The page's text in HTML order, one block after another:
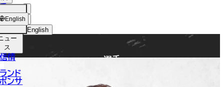
English
ョッ
プ
ュー
ス
情
ンド
ンサ
English
選手